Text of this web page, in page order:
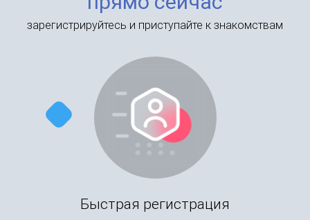
зарегистрируйтесь и приступайте к знакомствам
Быстрая регистрация